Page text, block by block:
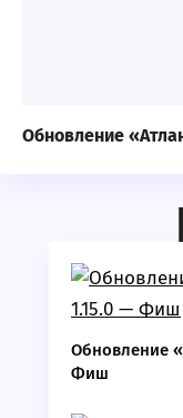
Обновление
Обновление
Фиш